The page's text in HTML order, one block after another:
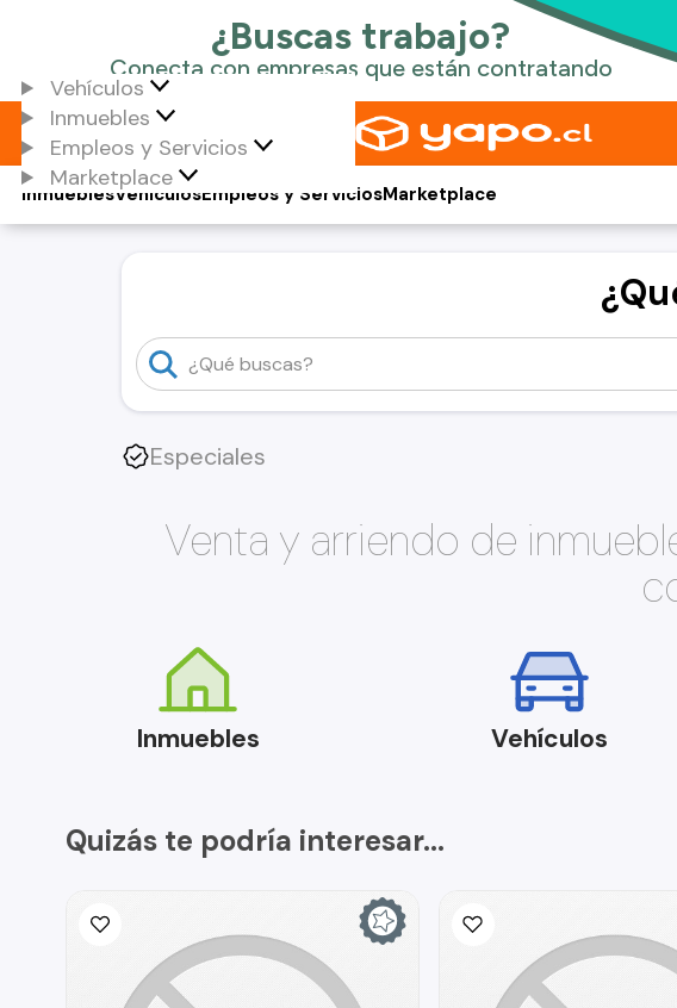
Vehículos
Inmuebles
Empleos y Servicios
Marketplace
Vehículos
Inmuebles Empleos y ServiciosMarketplace
Especiales
Venta y arriendo de
Inmuebles Vehículos
Quizás te podría interesar...